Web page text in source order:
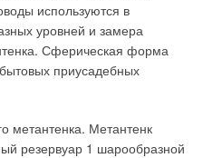
используются в
уровней и замера
Сферическая форма
приусадебных
метантенка. Метантенк
резервуар 1 шарообразной